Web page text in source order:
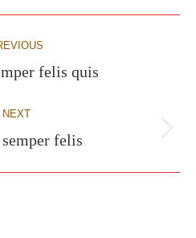
Previousfelis quis
NEXT
Next
felis